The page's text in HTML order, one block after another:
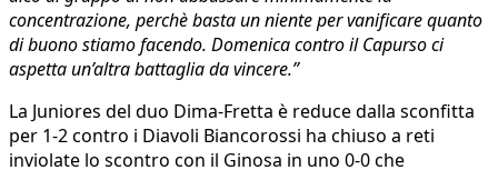
concentrazione, perchè basta un niente per vanificare quanto
di buono stiamo facendo. Domenica contro il Capurso ci
aspetta un’altra battaglia da vincere.”
La Juniores del duo Dima-Fretta è reduce dalla sconfitta
per 1-2 contro i Diavoli Biancorossi ha chiuso a reti
inviolate lo scontro con il Ginosa in uno 0-0 che